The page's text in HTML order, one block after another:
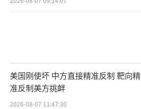
出了机场
路两边全是人
美国刚使坏 中方直接精准反制 靶向精
准反制美方挑衅
2026-08-07 11:47:30